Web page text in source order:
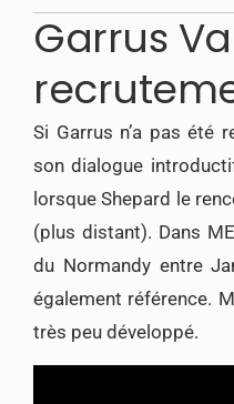
Garrus
Si Garrus n’a pas été
son dialogue
lorsque Shepard le
(plus distant). Dans
du Normandy entre
également référence.
très peu développé.